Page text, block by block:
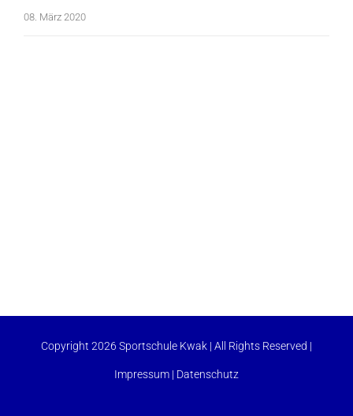
08. März 2020
Copyright 2026 Sportschule Kwak | All Rights Reserved |
Impressum | Datenschutz